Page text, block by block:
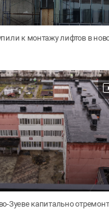
к монтажу лифтов в
Зуеве капитально